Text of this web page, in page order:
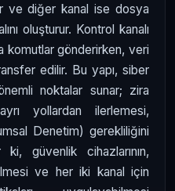
ve diğer kanal ise dosya
oluşturur. Kontrol kanalı
komutlar gönderirken, veri
edilir. Bu yapı, siber
noktalar sunar; zira
yollardan ilerlemesi,
Denetim) gerekliliğini
güvenlik cihazlarının,
ve her iki kanal için